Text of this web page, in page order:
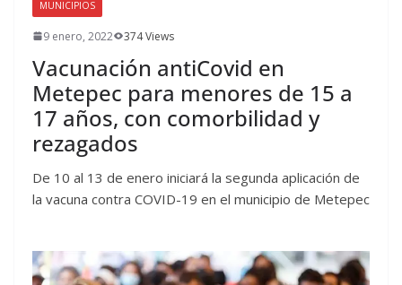
MUNICIPIOS
9 enero, 2022 374 Views
Vacunación antiCovid en
Metepec para menores de 15 a
17 años, con comorbilidad y
rezagados
De 10 al 13 de enero iniciará la segunda aplicación de
la vacuna contra COVID-19 en el municipio de Metepec